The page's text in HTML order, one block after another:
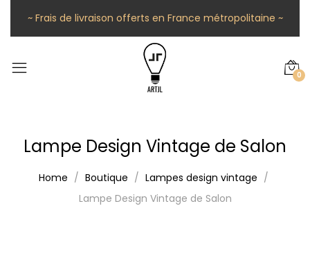
~ Frais de livraison offerts en France métropolitaine ~
0
Lampe Design Vintage de Salon
Home Boutique
Lampes design vintage
Lampe Design Vintage de Salon